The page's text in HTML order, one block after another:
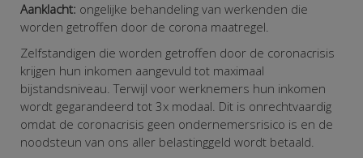
Aanklacht: ongelijke behandeling van werkenden die
worden getroffen door de corona maatregel.
Zelfstandigen die worden getroffen door de coronacrisis
krijgen hun inkomen aangevuld tot maximaal
bijstandsniveau. Terwijl voor werknemers hun inkomen
wordt gegarandeerd tot 3x modaal. Dit is onrechtvaardig
omdat de coronacrisis geen ondernemersrisico is en de
noodsteun van ons aller belastinggeld wordt betaald.